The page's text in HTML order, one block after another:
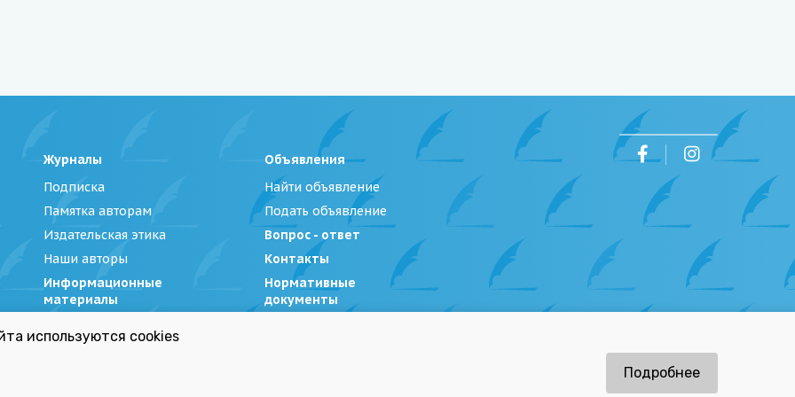
Журналы
Подписка
Памятка авторам
Издательская этика
Наши авторы
Информационные
материалы
Объявления
Найти объявление
Подать объявление
Вопрос - ответ
Контакты
Нормативные
документы
|Политика обработки персональных данных
используются cookies
Подробнее